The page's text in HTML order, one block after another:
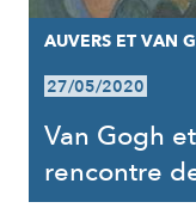
AUVERS ET VAN
27/05/2020
Van Gogh
rencontre